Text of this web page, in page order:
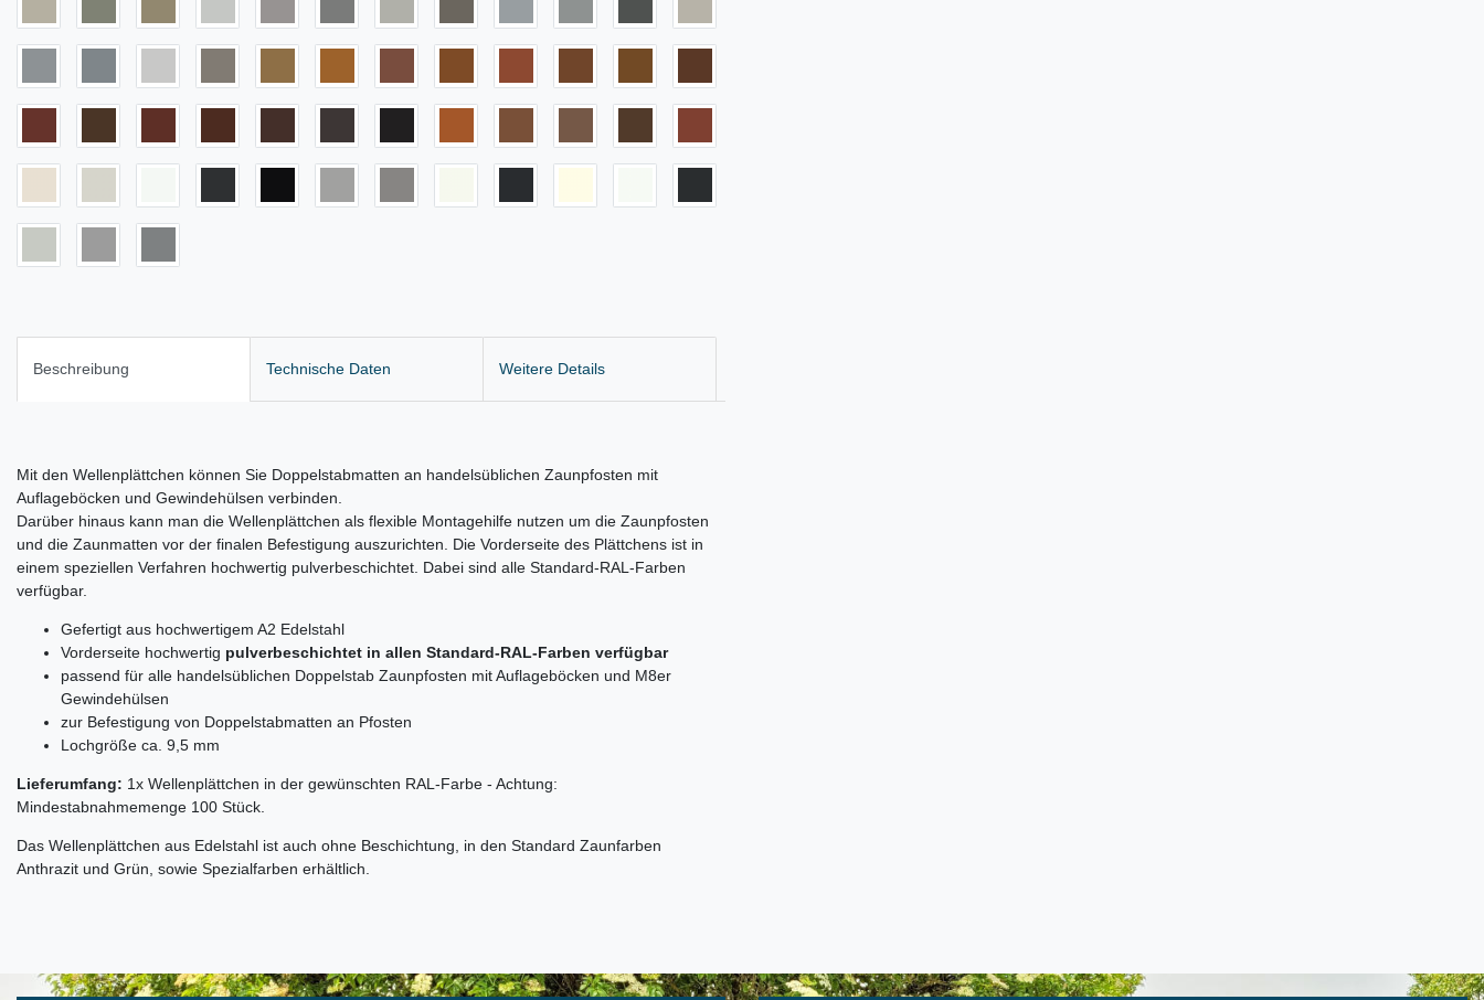
Beschreibung Technische Daten Weitere Details
Mit den Wellenplättchen können Sie Doppelstabmatten an handelsüblichen Zaunpfosten mit
Auflageböcken und Gewindehülsen verbinden.
Darüber hinaus kann man die Wellenplättchen als flexible Montagehilfe nutzen um die Zaunpfosten
und die Zaunmatten vor der finalen Befestigung auszurichten. Die Vorderseite des Plättchens ist in
einem speziellen Verfahren hochwertig pulverbeschichtet. Dabei sind alle Standard-RAL-Farben
verfügbar.
Gefertigt aus hochwertigem A2 Edelstahl
Vorderseite hochwertig pulverbeschichtet in allen Standard-RAL-Farben verfügbar
passend für alle handelsüblichen Doppelstab Zaunpfosten mit Auflageböcken und M8er
Gewindehülsen
zur Befestigung von Doppelstabmatten an Pfosten
Lochgröße ca. 9,5 mm
Lieferumfang: 1x Wellenplättchen in der gewünschten RAL-Farbe - Achtung:
Mindestabnahmemenge 100 Stück.
Das Wellenplättchen aus Edelstahl ist auch ohne Beschichtung, in den Standard Zaunfarben
Anthrazit und Grün, sowie Spezialfarben erhältlich.
Ceres::Template.mailFormHoneypotLabel